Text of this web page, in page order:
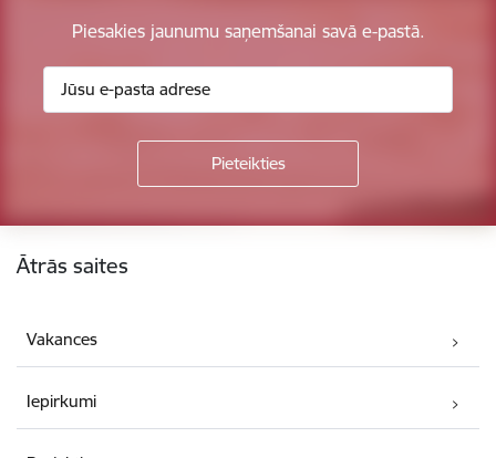
Piesakies jaunumu saņemšanai savā e-pastā.
Ātrās saites
Vakances
Iepirkumi